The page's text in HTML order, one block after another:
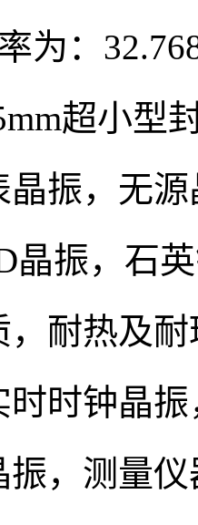
为：
超小型
振， 无
晶振，石
，耐热及
时时钟晶
振，测量